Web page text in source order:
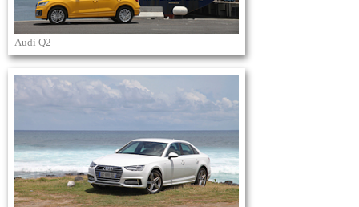
Audi Q2